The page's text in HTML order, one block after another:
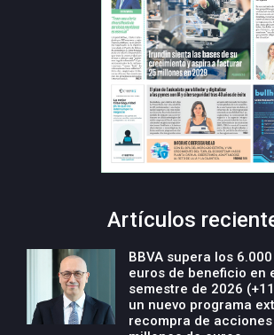
Artículos
BBVA supera los
euros de beneficio en
semestre de 2026
un nuevo programa
recompra de